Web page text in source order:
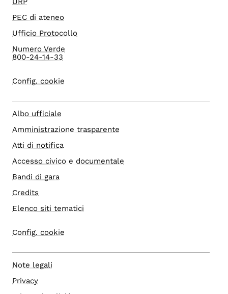
PEC di ateneo
Ufficio Protocollo
Numero Verde
800-24-14-33
Config. cookie
Albo ufficiale
Amministrazione trasparente
Atti di notifica
Accesso civico e documentale
Bandi di gara
Credits
Elenco siti tematici
Config. cookie
Note legali
Privacy